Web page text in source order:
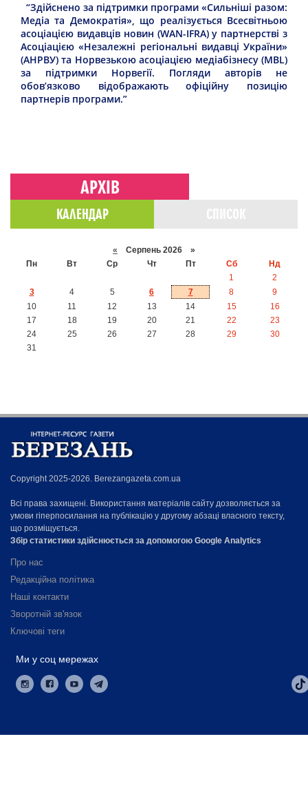
“Здійснено за підтримки програми «Сильніші разом:
Медіа та Демократія», що реалізується Всесвітньою
асоціацією видавців новин (WAN-IFRA) у партнерстві з
Асоціацією «Незалежні регіональні видавці України»
(АНРВУ) та Норвезькою асоціацією медіабізнесу (MBL)
за підтримки Норвегії. Погляди авторів не
обов’язково відображають офіційну позицію
партнерів програми.”
АРХІВ
КАЛЕНДАР
« Серпень 2026 »
Пн
Вт Ср Чт Пт Сб
Нд
1
2
3
4 5 6 7 8
9
10
11 12 13 14 15
16
17
18 19 20 21 22
23
24
25 26 27 28 29
30
31
Copyright 2025-2026. Berezangazeta.com.ua
Всі права захищені. Використання матеріалів сайту дозволяється за
умови гіперпосилання на публікацію у другому абзаці власного тексту,
що розміщується.
Збір статистики здійснюється за допомогою Google Analytics
Про нас
Редакційна політика
Наші контакти
Зворотній зв'язок
Ключові теги
Ми у соц мережах